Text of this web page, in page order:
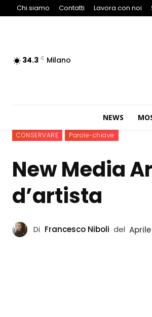
Chi siamo Contatti Lavora con noi
34.3 C Milano
NEWS
CONSERVARE Parole-chiave
New Media
d’artista
Di Francesco Niboli del Aprile